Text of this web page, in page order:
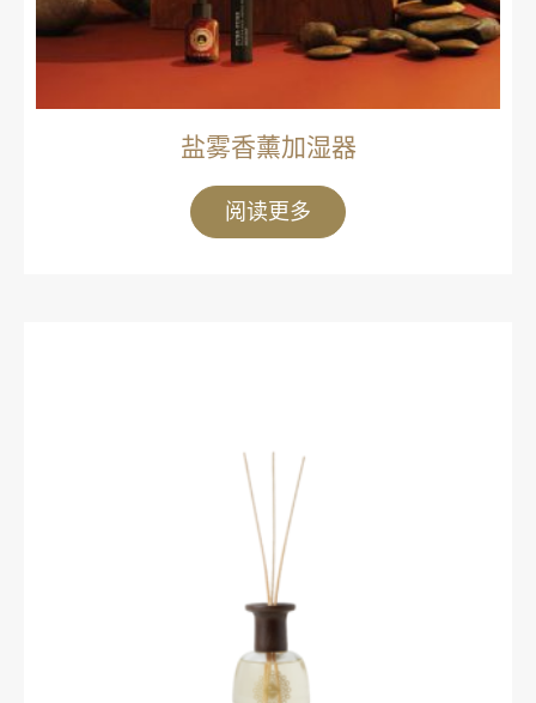
盐雾香薰加湿器
阅读更多